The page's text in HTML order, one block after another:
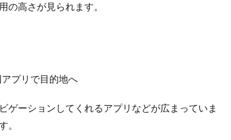
の高さが見られます。
ゲーションしてくれるアプリなどが広まっていま
。